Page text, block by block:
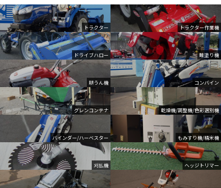
トラクター トラクター作業機
ドライブハロー 畦塗り機
耕うん機 コンバイン
グレンコンテナ 乾燥機/調整機/色彩選別機
バインダー/ハーベスター もみすり機/精米機
刈払機 ヘッジトリマー